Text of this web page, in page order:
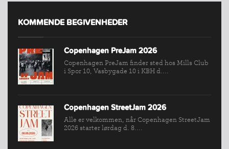
INDMELDELSE
BREDDEPULJE
NYHEDER
KLUB
SPORTSGRENE
FORBUNDET
KOMMENDE BEGIVENHEDER
Copenhagen PreJam 2026
Copenhagen PreJam finder sted hos Mills Club
i Spor 10, Vasbygade 10 i KBH d....
Copenhagen StreetJam 2026
Alle er velkommen, når Copenhagen StreetJam
2026 starter lørdag d. 8....